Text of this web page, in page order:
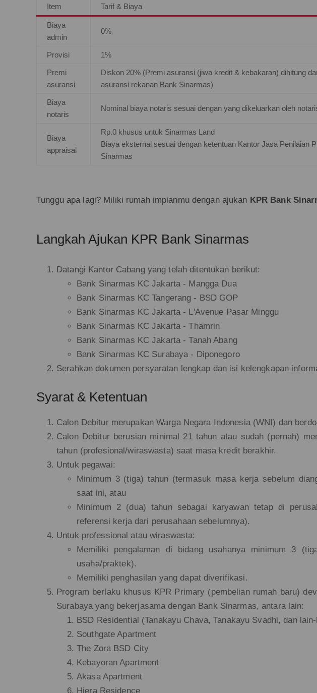
Item Tarif & Biaya
Biaya
admin
0%
Provisi 1%
Premi
asuransi
Diskon 20% (Premi asuransi (jiwa kredit & kebakaran) dihitung
asuransi rekanan Bank Sinarmas)
Biaya
notaris
Nominal biaya notaris sesuai dengan yang dikeluarkan oleh
Biaya
appraisal
Rp.0 khusus untuk Sinarmas Land
Biaya eksternal sesuai dengan ketentuan Kantor Jasa Penilaian
Sinarmas
Tunggu apa lagi? Miliki rumah impianmu dengan ajukan KPR Bank
Langkah Ajukan KPR Bank Sinarmas
Datangi Kantor Cabang yang telah ditentukan berikut:
Bank Sinarmas KC Jakarta - Mangga Dua
Bank Sinarmas KC Tangerang - BSD GOP
Bank Sinarmas KC Jakarta - L'Avenue Pasar Minggu
Bank Sinarmas KC Jakarta - Thamrin
Bank Sinarmas KC Jakarta - Tanah Abang
Bank Sinarmas KC Surabaya - Diponegoro
Serahkan dokumen persyaratan lengkap dan isi kelengkapan
Syarat & Ketentuan
Calon Debitur merupakan Warga Negara Indonesia (WNI) dan
Calon Debitur berusian minimal 21 tahun atau sudah (pernah)
tahun (profesional/wiraswasta) saat masa kredit berakhir.
Untuk pegawai:
Minimum 3 (tiga) tahun (termasuk masa kerja sebelum
saat ini, atau
Minimum 2 (dua) tahun sebagai karyawan tetap di
referensi kerja dari perusahaan sebelumnya).
Untuk professional atau wiraswasta:
Memiliki pengalaman di bidang usahanya minimum 3
usaha/praktek).
Memiliki penghasilan yang dapat diverifikasi.
Program berlaku khusus KPR Primary (pembelian rumah baru)
Surabaya yang bekerjasama dengan Bank Sinarmas, antara lain:
BSD Residential (Tanakayu Chava, Tanakayu Svadhi, dan
Southgate Apartment
The Zora BSD City
Kebayoran Apartment
Akasa Apartment
Hiera Residence